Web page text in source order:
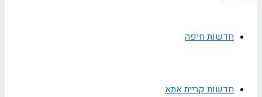
חדשות חיפה
חדשות קריית אתא